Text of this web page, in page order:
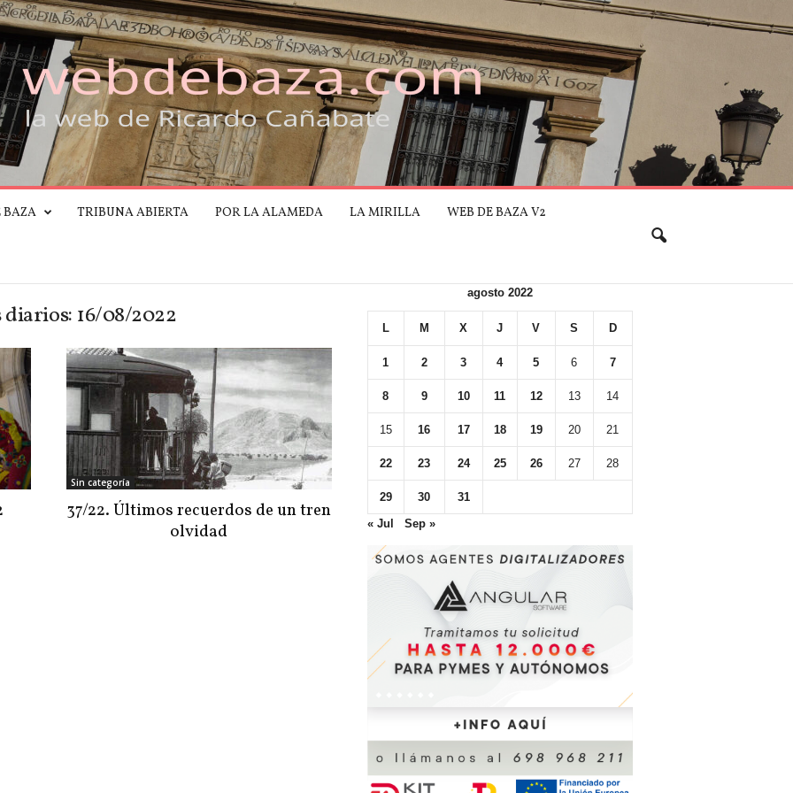
BAZA TRIBUNA ABIERTA POR LA ALAMEDA LA MIRILLA WEB DE BAZA V2
16/08/2022
Sin categoría
37/22. Últimos recuerdos de un tren
olvidad
agosto 2022
L M X J V S D
1 2 3 4 5 6 7
8 9 10 11 12 13 14
15 16 17 18 19 20 21
22 23 24 25 26 27 28
29 30
31
« Jul
Sep »